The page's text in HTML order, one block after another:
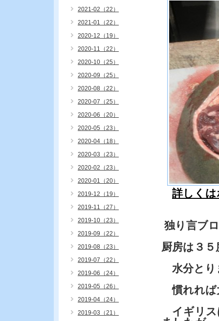
詳しく
独り言ブ
厨房は３
水分とり
慣れれば
イギリス
2021-02（22）
2021-01（22）
2020-12（19）
2020-11（22）
2020-10（25）
2020-09（25）
2020-08（22）
2020-07（25）
2020-06（20）
2020-05（23）
2020-04（18）
2020-03（23）
2020-02（23）
2020-01（20）
2019-12（19）
2019-11（27）
2019-10（23）
2019-09（22）
2019-08（23）
2019-07（22）
2019-06（24）
2019-05（26）
2019-04（24）
2019-03（21）